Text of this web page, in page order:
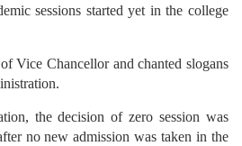
sessions started yet in the college
Vice Chancellor and chanted slogans
the decision of zero session was
no new admission was taken in the